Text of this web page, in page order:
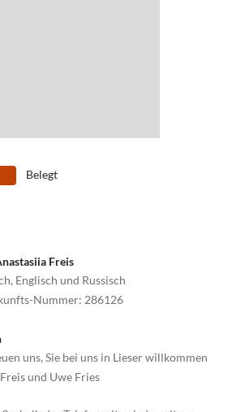
Belegt
Freis
Englisch und Russisch
Nummer: 286126
uns, Sie bei uns in Lieser willkommen
und Uwe Fries